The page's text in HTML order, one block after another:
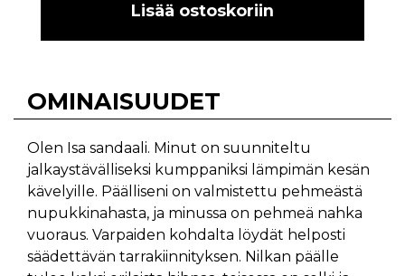
Lisää ostoskoriin
OMINAISUUDET
Olen Isa sandaali. Minut on suunniteltu
jalkaystävälliseksi kumppaniksi lämpimän kesän
kävelyille. Päälliseni on valmistettu pehmeästä
nupukkinahasta, ja minussa on pehmeä nahka
vuoraus. Varpaiden kohdalta löydät helposti
säädettävän tarrakiinnityksen. Nilkan päälle